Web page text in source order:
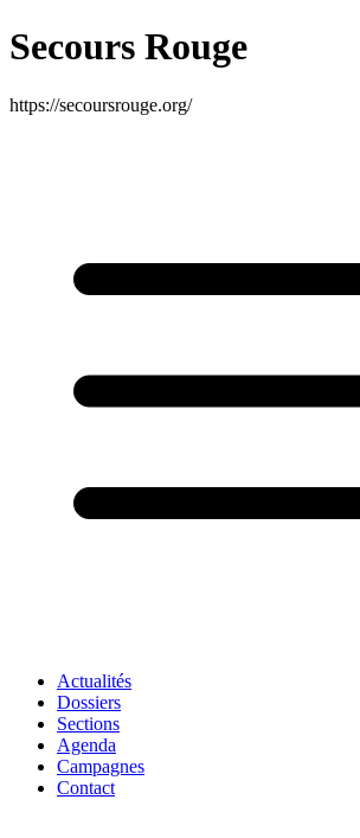
Secours Rouge
https://secoursrouge.org/
Actualités
Dossiers
Sections
Agenda
Campagnes
Contact